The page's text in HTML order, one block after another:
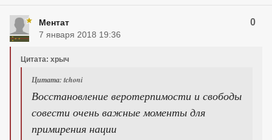
Ментат 0
7 января 2018 19:36
Цитата: хрыч
Цитата: tchoni
Восстановление веротерпимости и свободы
совести очень важные моменты для
примирения нации